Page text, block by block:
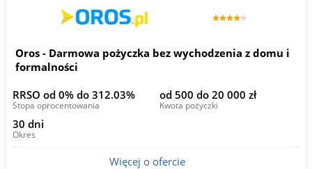
Oros - Darmowa pożyczka bez wychodzenia z domu i
formalności
RRSO od 0% do 312.03%
Stopa oprocentowania
od 500 do 20 000 zł
Kwota pożyczki
30 dni
Okres
Więcej o ofercie